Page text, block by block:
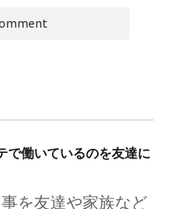
で働いているのを友達に
を友達や家族など